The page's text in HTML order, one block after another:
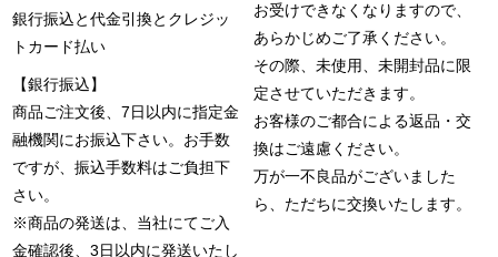
銀行振込と代金引換とクレジッ
トカード払い
【銀行振込】
商品ご注文後、7日以内に指定金
融機関にお振込下さい。お手数
ですが、振込手数料はご負担下
さい。
※商品の発送は、当社にてご入
金確認後、3日以内に発送いたし
お受けできなくなりますので、
あらかじめご了承ください。
その際、未使用、未開封品に限
定させていただきます。
お客様のご都合による返品・交
換はご遠慮ください。
万が一不良品がございました
ら、ただちに交換いたします。